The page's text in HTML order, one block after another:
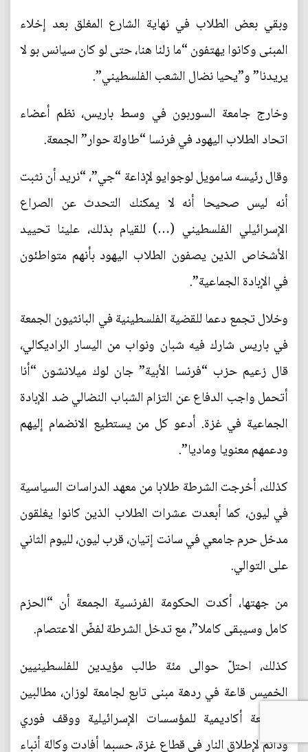
وبقي بعض الطلاب في نهاية الشارع المغلق بعد إخلاء
المبنى وكانوا يهتفون “ما زلنا هنا، حتى لو كان سيانس بو لا
يريدنا” و”يحيا نضال الشعب الفلسطيني”.
وخارج جامعة السوربون في وسط باريس، نظم أعضاء
اتحاد الطلاب اليهود في فرنسا “طاولة حوار” الجمعة.
وقال رئيسه سامويل لوجوايو لإذاعة “جي”، “نريد أن نثبت
أنه ليس صحيحا أنه لا يمكنك التحدث عن الصراع
الإسرائيلي الفلسطيني (…) للقيام بذلك، علينا تحييد
الأشخاص الذين يصفون الطلاب اليهود بأنهم متواطئون
في الإبادة الجماعية”.
وخلال تجمع دعما للقضية الفلسطينية في البانثيون الجمعة
في باريس شارك فيه شبان ونواب من اليسار الراديكالي،
قال زعيم حزب “فرنسا الأبية” جان لوك ميلانشون “أنا
أتحمل واجب الدفاع عن التزام الشباب النضالي ضد الإبادة
الجماعية في غزة. أدعو كل من يستطيع الانضمام إليهم
ودعمهم معنويا وماديا”.
كذلك، أخرجت الشرطة طلابا من معهد الدراسات السياسية
في ليون، كما أبعدت عشرات الطلاب الذين كانوا يغلقون
مدخل حرم جامعي في سانت إتيان، قرب ليون، لليوم الثاني
على التوالي.
من جهتها، أكدت الحكومة الفرنسية الجمعة أن “الحزم
كامل وسيبقى كاملا”، مع تدخل الشرطة لفضّ الاعتصام.
كذلك، احتلّ حوالى مئة طالب مؤيدين للفلسطينيين
الخميس قاعة في ردهة مبنى تابع لجامعة لوزان، مطالبين
بمقاطعة أكاديمية للمؤسسات الإسرائيلية ووقف فوري
ودائم لإطلاق النار في قطاع غزة، حسبما أفادت وكالة أنباء